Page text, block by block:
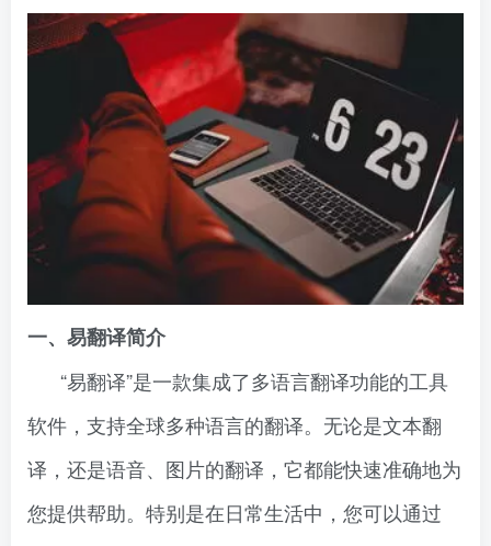
一、易翻译简介
“易翻译”是一款集成了多语言翻译功能的工具
软件，支持全球多种语言的翻译。无论是文本翻
译，还是语音、图片的翻译，它都能快速准确地为
您提供帮助。特别是在日常生活中，您可以通过